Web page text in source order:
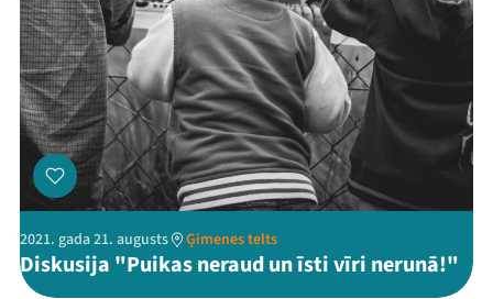
2021. gada 21. augusts Ģimenes telts
Diskusija "Puikas neraud un īsti vīri nerunā!"